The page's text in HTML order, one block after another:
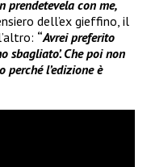
prendetevela con me,
dell’ex gieffino, il
“Avrei preferito
sbagliato’. Che poi non
perché l’edizione è